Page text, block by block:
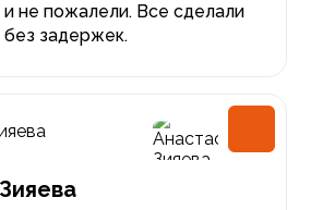
не пожалели. Все сделали
без задержек.